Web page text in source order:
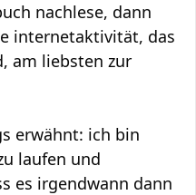
nachlese, dann
internetaktivität, das
am liebsten zur
erwähnt: ich bin
laufen und
es irgendwann dann